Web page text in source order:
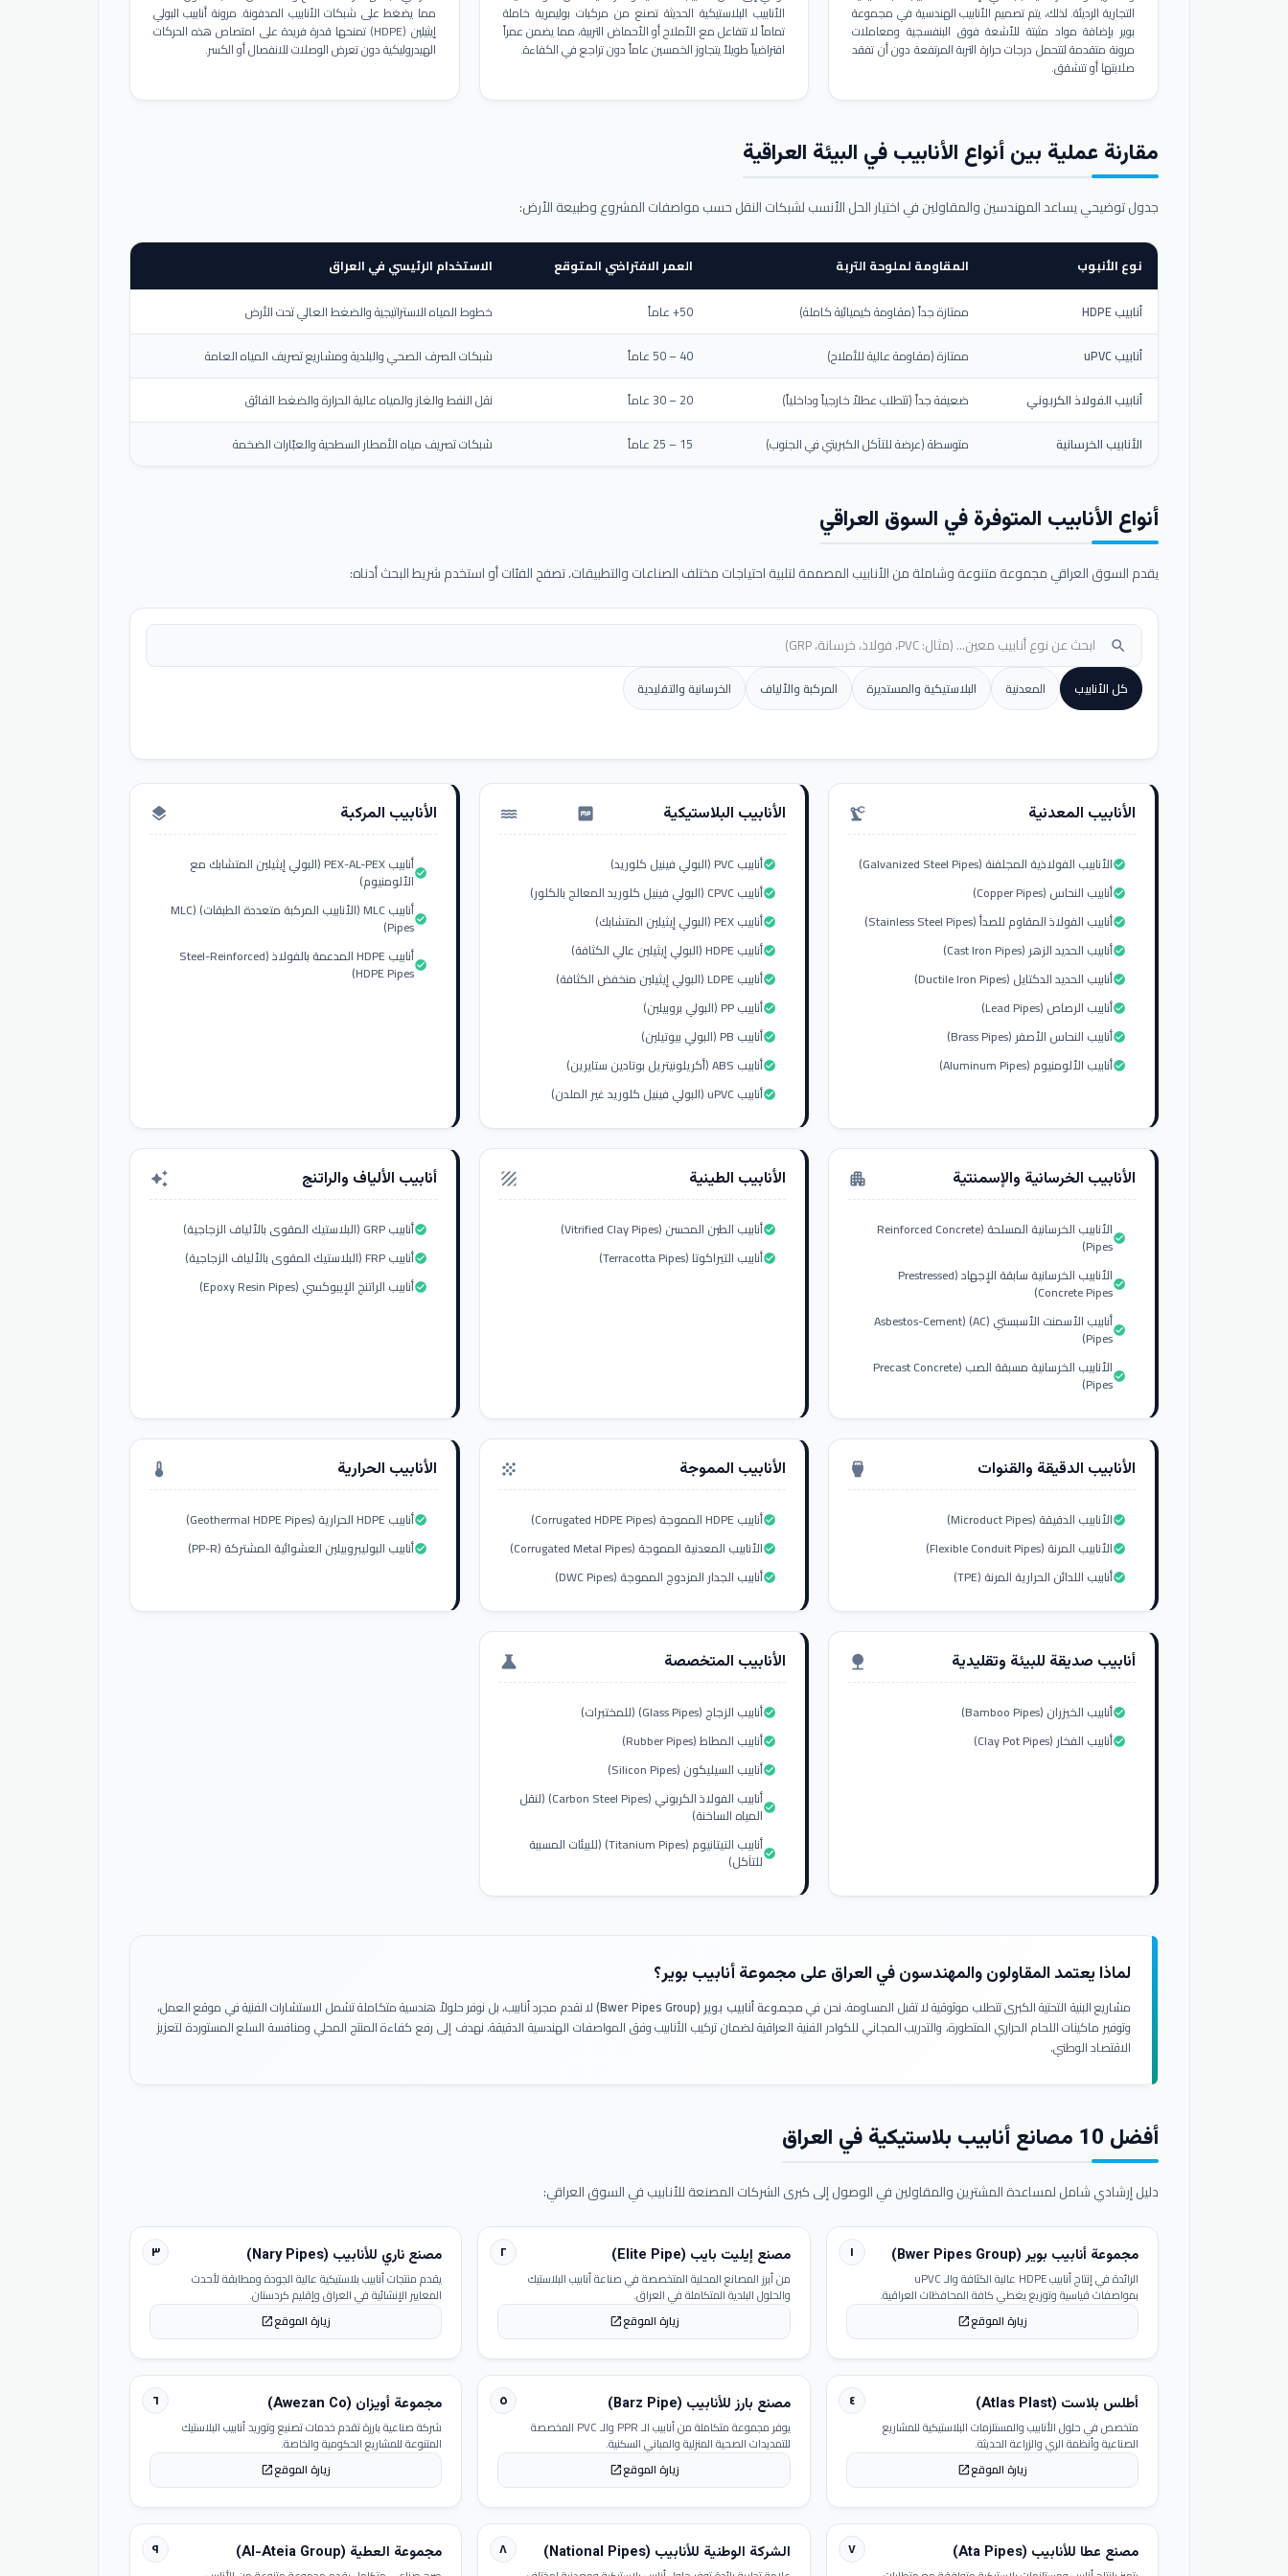
التجارية الرديئة. لذلك، يتم تصميم الأنابيب الهندسية في مجموعة
بوير بإضافة مواد مثبتة للأشعة فوق البنفسجية ومعاملات
مرونة متقدمة لتتحمل درجات حرارة التربة المرتفعة دون أن تفقد
صلابتها أو تتشقق.
الأنابيب البلاستيكية الحديثة تصنع من مركبات بوليمرية خاملة
تماماً لا تتفاعل مع الأملاح أو الأحماض التربية، مما يضمن عمراً
افتراضياً طويلاً يتجاوز الخمسين عاماً دون تراجع في الكفاءة.
مما يضغط على شبكات الأنابيب المدفونة. مرونة أنابيب البولي
إيثيلين (HDPE) تمنحها قدرة فريدة على امتصاص هذه الحركات
الهيدروليكية دون تعرض الوصلات للانفصال أو الكسر.
مقارنة عملية بين أنواع الأنابيب في البيئة العراقية
جدول توضيحي يساعد المهندسين والمقاولين في اختيار الحل الأنسب لشبكات النقل حسب مواصفات المشروع وطبيعة الأرض:
نوع الأنبوب المقاومة لملوحة التربة العمر الافتراضي المتوقع الاستخدام الرئيسي في العراق
أنابيب HDPE ممتازة جداً (مقاومة كيميائية كاملة) 50+ عاماً
خطوط المياه الاستراتيجية والضغط العالي تحت الأرض
أنابيب uPVC
ممتازة (مقاومة عالية للأملاح) 40 – 50 عاماً
شبكات الصرف الصحي والبلدية ومشاريع تصريف المياه العامة
أنابيب الفولاذ الكربوني
ضعيفة جداً (تتطلب عطلاً خارجياً وداخلياً) 20 – 30 عاماً
نقل النفط والغاز والمياه عالية الحرارة والضغط الفائق
الأنابيب الخرسانية
متوسطة (عرضة للتآكل الكبريتي في الجنوب) 15 – 25 عاماً شبكات تصريف مياه الأمطار السطحية والعبّارات الضخمة
أنواع الأنابيب المتوفرة في السوق العراقي
يقدم السوق العراقي مجموعة متنوعة وشاملة من الأنابيب المصممة لتلبية احتياجات مختلف الصناعات والتطبيقات. تصفح الفئات أو استخدم شريط البحث أدناه:
search
كل الأنابيب المعدنية البلاستيكية والمستديرة المركبة والألياف الخرسانية والتقليدية
الأنابيب المعدنية precision_manufacturing
الأنابيب الفولاذية المجلفنة (Galvanized Steel Pipes)check_circle
أنابيب النحاس (Copper Pipes)check_circle
أنابيب الفولاذ المقاوم للصدأ (Stainless Steel Pipes)check_circle
أنابيب الحديد الزهر (Cast Iron Pipes)check_circle
أنابيب الحديد الدكتايل (Ductile Iron Pipes)check_circle
أنابيب الرصاص (Lead Pipes)check_circle
أنابيب النحاس الأصفر (Brass Pipes)check_circle
أنابيب الألومنيوم (Aluminum Pipes)check_circle
الأنابيب البلاستيكية water_pump
أنابيب PVC (البولي فينيل كلوريد)check_circle
أنابيب CPVC (البولي فينيل كلوريد المعالج بالكلور)check_circle
أنابيب PEX (البولي إيثيلين المتشابك)check_circle
أنابيب HDPE (البولي إيثيلين عالي الكثافة)check_circle
أنابيب LDPE (البولي إيثيلين منخفض الكثافة)check_circle
أنابيب PP (البولي بروبيلين)check_circle
أنابيب PB (البولي بيوتيلين)check_circle
أنابيب ABS (أكريلونيتريل بوتادين ستايرين)check_circle
أنابيب uPVC (البولي فينيل كلوريد غير الملدن)check_circle
الأنابيب المركبة layers
أنابيب PEX-AL-PEX (البولي إيثيلين المتشابك مع
الألومنيوم)check_circle
أنابيب MLC (الأنابيب المركبة متعددة الطبقات) (MLC
Pipes)check_circle
أنابيب HDPE المدعمة بالفولاذ (Steel-Reinforced
HDPE Pipes)check_circle
الأنابيب الخرسانية والإسمنتية apartment
الأنابيب الخرسانية المسلحة (Reinforced Concrete
Pipes)check_circle
الأنابيب الخرسانية سابقة الإجهاد (Prestressed
Concrete Pipes)check_circle
أنابيب الأسمنت الأسبستي (AC) (Asbestos-Cement
Pipes)check_circle
الأنابيب الخرسانية مسبقة الصب (Precast Concrete
Pipes)check_circle
الأنابيب الطينية texture
أنابيب الطين المحسن (Vitrified Clay Pipes)check_circle
أنابيب التيراكوتا (Terracotta Pipes)check_circle
أنابيب الألياف والراتنج auto_awesome
أنابيب GRP (البلاستيك المقوى بالألياف الزجاجية)check_circle
أنابيب FRP (البلاستيك المقوى بالألياف الزجاجية)check_circle
أنابيب الراتنج الإيبوكسي (Epoxy Resin Pipes)check_circle
الأنابيب الدقيقة والقنوات settings_input_hdmi
الأنابيب الدقيقة (Microduct Pipes)check_circle
الأنابيب المرنة (Flexible Conduit Pipes)check_circle
أنابيب اللدائن الحرارية المرنة (TPE)check_circle
الأنابيب المموجة grain
أنابيب HDPE المموجة (Corrugated HDPE Pipes)check_circle
الأنابيب المعدنية المموجة (Corrugated Metal Pipes)check_circle
أنابيب الجدار المزدوج المموجة (DWC Pipes)check_circle
الأنابيب الحرارية thermostat
أنابيب HDPE الحرارية (Geothermal HDPE Pipes)check_circle
أنابيب البوليبروبيلين العشوائية المشتركة (PP-R)check_circle
أنابيب صديقة للبيئة وتقليدية nature
أنابيب الخيزران (Bamboo Pipes)check_circle
أنابيب الفخار (Clay Pot Pipes)check_circle
الأنابيب المتخصصة science
أنابيب الزجاج (Glass Pipes) (للمختبرات)check_circle
أنابيب المطاط (Rubber Pipes)check_circle
أنابيب السيليكون (Silicon Pipes)check_circle
أنابيب الفولاذ الكربوني (Carbon Steel Pipes) (لنقل
المياه الساخنة)check_circle
أنابيب التيتانيوم (Titanium Pipes) (للبيئات المسببة
للتآكل)check_circle
لماذا يعتمد المقاولون والمهندسون في العراق على مجموعة أنابيب بوير؟
مشاريع البنية التحتية الكبرى تتطلب موثوقية لا تقبل المساومة. نحن فيمجموعة أنابيب بوير (Bwer Pipes Group)
لا نقدم مجرد أنابيب، بل نوفر حلولاً هندسية متكاملة تشمل الاستشارات الفنية في موقع العمل،
وتوفير ماكينات اللحام الحراري المتطورة، والتدريب المجاني للكوادر الفنية العراقية لضمان تركيب الأنابيب وفق المواصفات الهندسية الدقيقة. نهدف إلى رفع كفاءة المنتج المحلي ومنافسة السلع المستوردة لتعزيز
الاقتصاد الوطني.
أفضل 10 مصانع أنابيب بلاستيكية في العراق
دليل إرشادي شامل لمساعدة المشترين والمقاولين في الوصول إلى كبرى الشركات المصنعة للأنابيب في السوق العراقي:
١ مجموعة أنابيب بوير (Bwer Pipes Group)
الرائدة في إنتاج أنابيب HDPE عالية الكثافة والـ uPVC
بمواصفات قياسية وتوزيع يغطي كافة المحافظات العراقية.
زيارة الموقعopen_in_new
٢ مصنع إيليت بايب (Elite Pipe)
من أبرز المصانع المحلية المتخصصة في صناعة أنابيب البلاستيك
والحلول البلدية المتكاملة في العراق.
زيارة الموقعopen_in_new
٣ مصنع ناري للأنابيب (Nary Pipes)
يقدم منتجات أنابيب بلاستيكية عالية الجودة ومطابقة لأحدث
المعايير الإنشائية في العراق وإقليم كردستان.
زيارة الموقعopen_in_new
٤ أطلس بلاست (Atlas Plast)
متخصص في حلول الأنابيب والمستلزمات البلاستيكية للمشاريع
الصناعية وأنظمة الري والزراعة الحديثة.
زيارة الموقعopen_in_new
٥ مصنع بارز للأنابيب (Barz Pipe)
يوفر مجموعة متكاملة من أنابيب الـ PPR والـ PVC المخصصة
للتمديدات الصحية المنزلية والمباني السكنية.
زيارة الموقعopen_in_new
٦ مجموعة أويزان (Awezan Co)
شركة صناعية بارزة تقدم خدمات تصنيع وتوريد أنابيب البلاستيك
المتنوعة للمشاريع الحكومية والخاصة.
زيارة الموقعopen_in_new
٧ مصنع عطا للأنابيب (Ata Pipes) ٨ الشركة الوطنية للأنابيب (National Pipes) ٩ مجموعة العطية (Al-Ateia Group)